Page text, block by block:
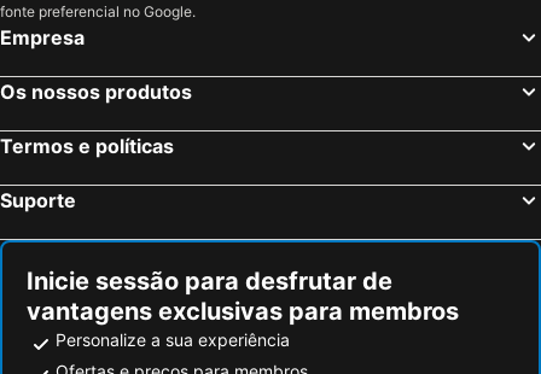
fonte preferencial no Google.
Empresa
Os nossos produtos
Termos e políticas
Suporte
Inicie sessão para desfrutar de
vantagens exclusivas para membros
Personalize a sua experiência